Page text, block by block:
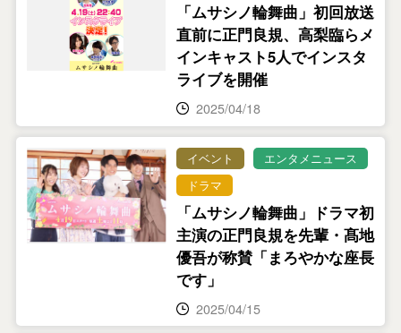
「ムサシノ輪舞曲」初回放送
直前に正門良規、高梨臨らメ
インキャスト5人でインスタ
ライブを開催
2025/04/18
イベント
エンタメニュース
ドラマ
「ムサシノ輪舞曲」ドラマ初
主演の正門良規を先輩・髙地
優吾が称賛「まろやかな座長
です」
2025/04/15